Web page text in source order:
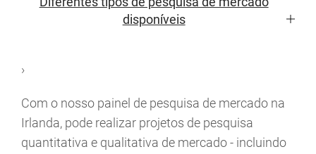
disponíveis
›
Com o nosso painel de pesquisa de mercado na
Irlanda, pode realizar projetos de pesquisa
quantitativa e qualitativa de mercado - incluindo